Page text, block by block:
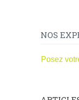
NOS
Posez